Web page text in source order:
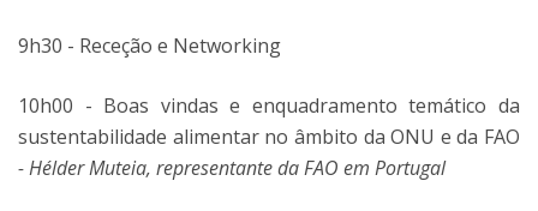
9h30 - Receção e Networking
10h00 - Boas vindas e enquadramento temático da
sustentabilidade alimentar no âmbito da ONU e da FAO
- Hélder Muteia, representante da FAO em Portugal